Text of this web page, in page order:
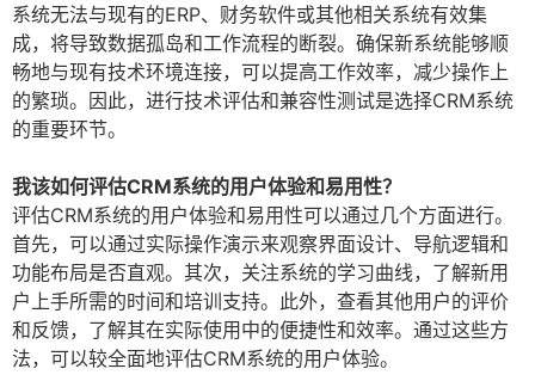
系统无法与现有的ERP、财务软件或其他相关系统有效集
成，将导致数据孤岛和工作流程的断裂。确保新系统能够顺
畅地与现有技术环境连接，可以提高工作效率，减少操作上
的繁琐。因此，进行技术评估和兼容性测试是选择CRM系统
的重要环节。
我该如何评估CRM系统的用户体验和易用性？
评估CRM系统的用户体验和易用性可以通过几个方面进行。
首先，可以通过实际操作演示来观察界面设计、导航逻辑和
功能布局是否直观。其次，关注系统的学习曲线，了解新用
户上手所需的时间和培训支持。此外，查看其他用户的评价
和反馈，了解其在实际使用中的便捷性和效率。通过这些方
法，可以较全面地评估CRM系统的用户体验。